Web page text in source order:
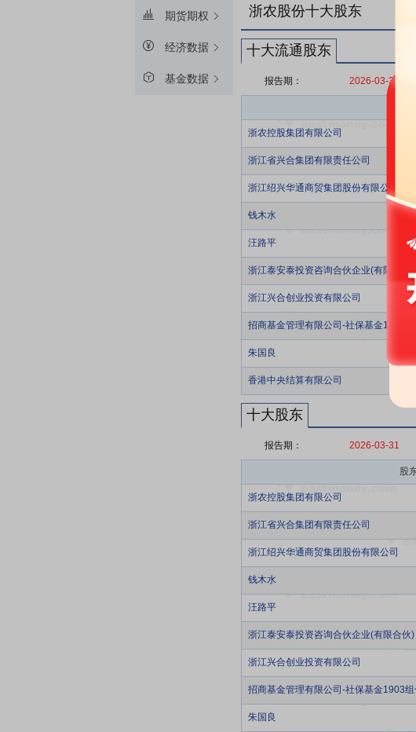
期货期权
经济数据
基金数据
浙农股份十大股东
十大流通股东
报告期： 2026-03-31
浙农控股集团有限公司
浙江省兴合集团有限责任公司
浙江绍兴华通商贸集团股份有限公司
钱木水
汪路平
浙江泰安泰投资咨询合伙企业(有限合伙)
浙江兴合创业投资有限公司
招商基金管理有限公司-社保基金1903组
朱国良
香港中央结算有限公司
十大股东
报告期： 2026-03-31
股
浙农控股集团有限公司
浙江省兴合集团有限责任公司
浙江绍兴华通商贸集团股份有限公司
钱木水
汪路平
浙江泰安泰投资咨询合伙企业(有限合伙)
浙江兴合创业投资有限公司
招商基金管理有限公司-社保基金1903组
朱国良